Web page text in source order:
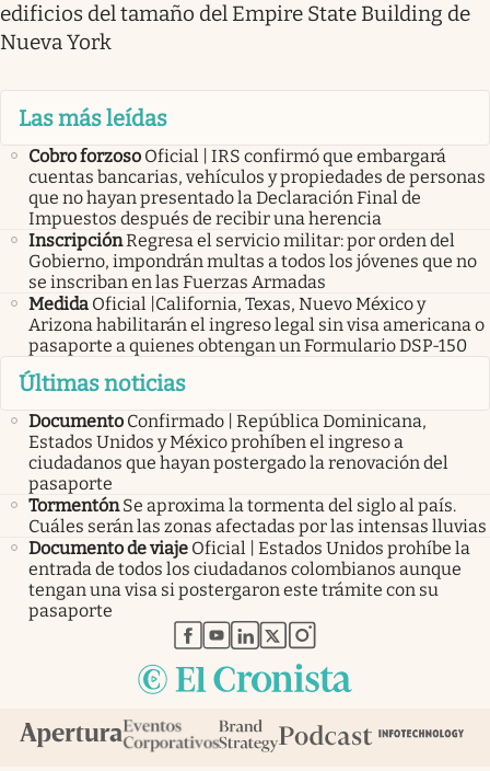
edificios del tamaño del Empire State Building de
Nueva York
Las más leídas
Cobro forzoso Oficial | IRS confirmó que embargará
cuentas bancarias, vehículos y propiedades de personas
que no hayan presentado la Declaración Final de
Impuestos después de recibir una herencia
InscripciónRegresa el servicio militar: por orden del
Gobierno, impondrán multas a todos los jóvenes que no
se inscriban en las Fuerzas Armadas
Medida Oficial |California, Texas, Nuevo México y
Arizona habilitarán el ingreso legal sin visa americana o
pasaporte a quienes obtengan un Formulario DSP-150
Últimas noticias
Documento Confirmado | República Dominicana,
Estados Unidos y México prohíben el ingreso a
ciudadanos que hayan postergado la renovación del
pasaporte
Tormentón Se aproxima la tormenta del siglo al país.
Cuáles serán las zonas afectadas por las intensas lluvias
Documento de viaje Oficial | Estados Unidos prohíbe la
entrada de todos los ciudadanos colombianos aunque
tengan una visa si postergaron este trámite con su
pasaporte
abre en nueva pestaña
abre en nueva pestaña
abre en nueva pestaña
abre en nueva pestaña
abre en nueva pestaña